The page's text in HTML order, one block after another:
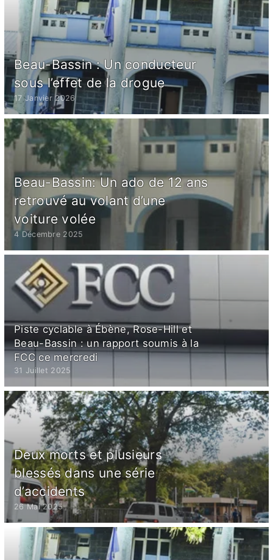
Beau-Bassin : Un conducteur
sous l’effet de la drogue
17 Janvier 2026
Beau-Bassin: Un ado de 12 ans
retrouvé au volant d’une
voiture volée
4 Décembre 2025
Piste cyclable à Ébène, Rose-Hill et
Beau-Bassin : un rapport soumis à la
FCC ce mercredi
31 Juillet 2025
Deux morts et plusieurs
blessés dans une série
d’accidents
26 Mai 2025